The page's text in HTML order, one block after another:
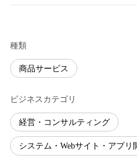
種類
商品サービス
ビジネスカテゴリ
経営・コンサルティング
システム・Webサイト・アプリ